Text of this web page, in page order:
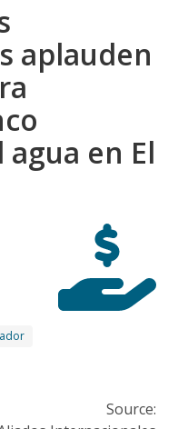
aplauden
en El
Source: